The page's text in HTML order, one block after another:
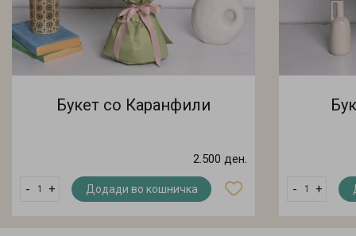
Букет со Каранфили
2.500 ден.
- + Додади во кошничка - +